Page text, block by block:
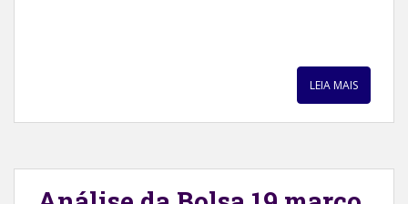
LEIA MAIS